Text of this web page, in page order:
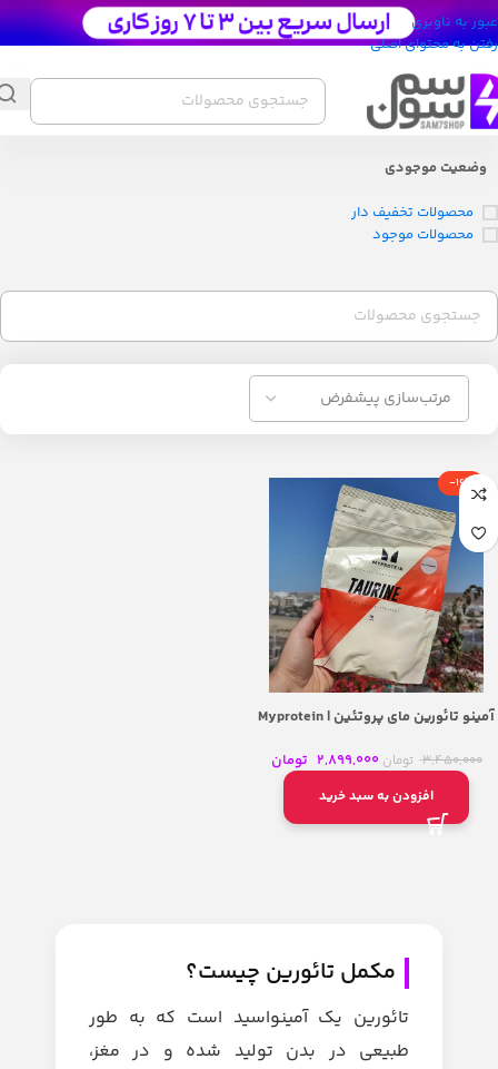
عبور به ناوبری
رفتن به محتوای اصلی
وضعیت موجودی
محصولات تخفیف دار
محصولات موجود
-16%
آمینو تائورین مای پروتئین | Myprotein
3,450,000 تومان 2,899,000 تومان
افزودن به سبد خرید
مکمل‌ تائورین چیست؟
تائورین یک آمینواسید است که به طور
طبیعی در بدن تولید شده و در مغز،